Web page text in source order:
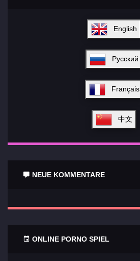
English
Русский
Français
中文
NEUE KOMMENTARE
ONLINE PORNO SPIEL